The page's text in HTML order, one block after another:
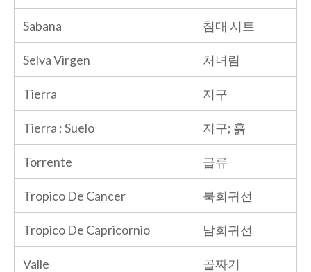
Sabana 침대 시트
Selva Virgen 처녀림
Tierra 지구
Tierra ; Suelo 지구; 흙
Torrente 급류
Tropico De Cancer 북회귀선
Tropico De Capricornio 남회귀선
Valle 골짜기